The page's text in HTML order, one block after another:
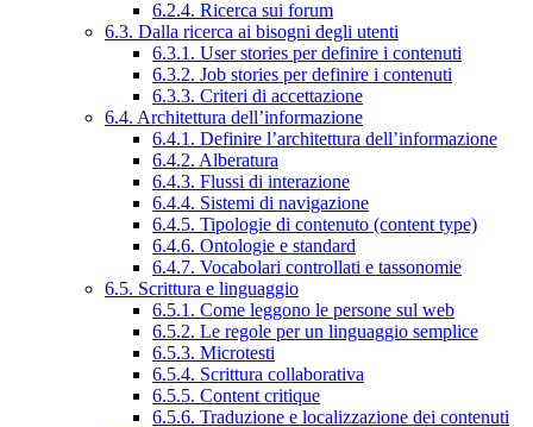
6.2.4. Ricerca sui forum
6.3. Dalla ricerca ai bisogni degli utenti
6.3.1. User stories per definire i contenuti
6.3.2. Job stories per definire i contenuti
6.3.3. Criteri di accettazione
6.4. Architettura dell’informazione
6.4.1. Definire l’architettura dell’informazione
6.4.2. Alberatura
6.4.3. Flussi di interazione
6.4.4. Sistemi di navigazione
6.4.5. Tipologie di contenuto (content type)
6.4.6. Ontologie e standard
6.4.7. Vocabolari controllati e tassonomie
6.5. Scrittura e linguaggio
6.5.1. Come leggono le persone sul web
6.5.2. Le regole per un linguaggio semplice
6.5.3. Microtesti
6.5.4. Scrittura collaborativa
6.5.5. Content critique
6.5.6. Traduzione e localizzazione dei contenuti